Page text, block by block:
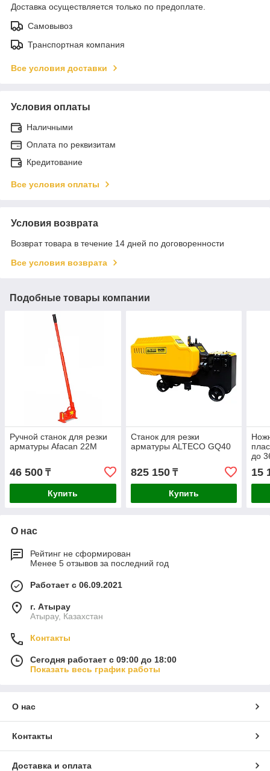
Доставка осуществляется только по предоплате.
Самовывоз
Транспортная компания
Все условия доставки
Условия оплаты
Наличными
Оплата по реквизитам
Кредитование
Все условия оплаты
Условия возврата
Возврат товара в течение 14 дней по договоренности
Все условия возврата
Подобные товары компании
Ручной станок для резки
арматуры Afacan 22М
46 500 ₸
Купить
Станок для резки
арматуры ALTECO GQ40
825 150₸
Купить
до
15
О нас
Рейтинг не сформирован
Менее 5 отзывов за последний год
Работает с 06.09.2021
г. Атырау
Атырау, Казахстан
Контакты
Сегодня работает с 09:00 до 18:00
Показать весь график работы
О нас
Контакты
Доставка и оплата